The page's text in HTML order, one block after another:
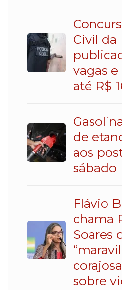
Civil da
vagas e
até R$
de
aos
sábado
Flávio
chama
Soares
sobre